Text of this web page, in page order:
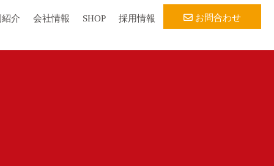
介 会社情報 SHOP 採用情報 お問合わせ